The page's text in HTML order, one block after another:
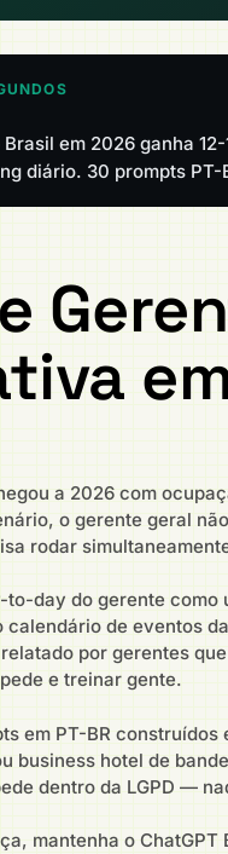
em 2026 ganha
diário. 30 prompts PT-
a 2026 com
o gerente geral
rodar
to-day do gerente
calendário de eventos
por gerentes
e treinar gente.
em PT-BR
business hotel de
dentro da LGPD —
mantenha o